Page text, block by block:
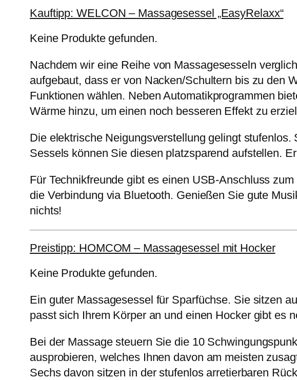
Kauftipp: WELCON – Massagesessel „EasyRelaxx“
Keine Produkte gefunden.
Nachdem wir eine Reihe von Massagesesseln
aufgebaut, dass er von Nacken/Schultern bis zu den
Funktionen wählen. Neben Automatikprogrammen
Wärme hinzu, um einen noch besseren Effekt zu
Die elektrische Neigungsverstellung gelingt
Sessels können Sie diesen platzsparend aufstellen.
Für Technikfreunde gibt es einen USB-Anschluss
die Verbindung via Bluetooth. Genießen Sie gute
nichts!
Preistipp: HOMCOM – Massagesessel mit Hocker
Keine Produkte gefunden.
Ein guter Massagesessel für Sparfüchse. Sie sitzen
passt sich Ihrem Körper an und einen Hocker gibt es
Bei der Massage steuern Sie die 10
ausprobieren, welches Ihnen davon am meisten
Sechs davon sitzen in der stufenlos arretierbaren